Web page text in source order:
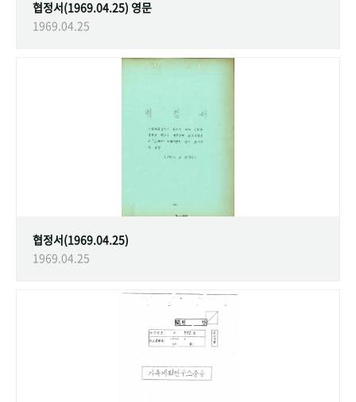
협정서(1969.04.25) 영문
1969.04.25
협정서(1969.04.25)
1969.04.25